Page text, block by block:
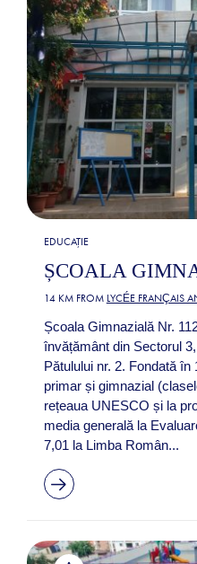
EDUCAȚIE
ȘCOALA
14 KM FROM LYCÉE FRANÇAIS
Școala Gimnazială Nr.
învățământ din Sectorul
Pătulului nr. 2. Fondată
primar și gimnazial
rețeaua UNESCO și la
media generală la
7,01 la Limba Român...